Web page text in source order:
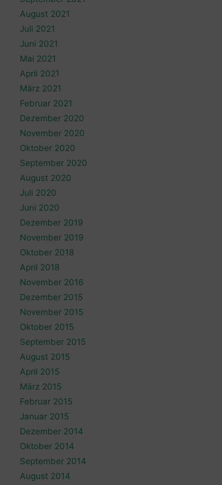
August 2021
Juli 2021
Juni 2021
Mai 2021
April 2021
März 2021
Februar 2021
Dezember 2020
November 2020
Oktober 2020
September 2020
August 2020
Juli 2020
Juni 2020
Dezember 2019
November 2019
Oktober 2018
April 2018
November 2016
Dezember 2015
November 2015
Oktober 2015
September 2015
August 2015
April 2015
März 2015
Februar 2015
Januar 2015
Dezember 2014
Oktober 2014
September 2014
August 2014